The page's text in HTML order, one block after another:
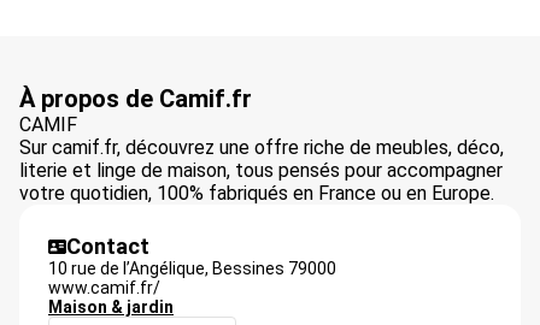
À propos de Camif.fr
CAMIF
Sur camif.fr, découvrez une offre riche de meubles, déco,
literie et linge de maison, tous pensés pour accompagner
votre quotidien, 100% fabriqués en France ou en Europe.
Contact
10 rue de l’Angélique, Bessines 79000
www.camif.fr/
Maison & jardin